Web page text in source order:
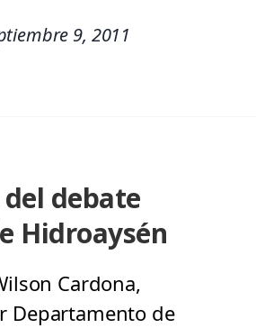
9, 2011
debate
Hidroaysén
Cardona,
Departamento de